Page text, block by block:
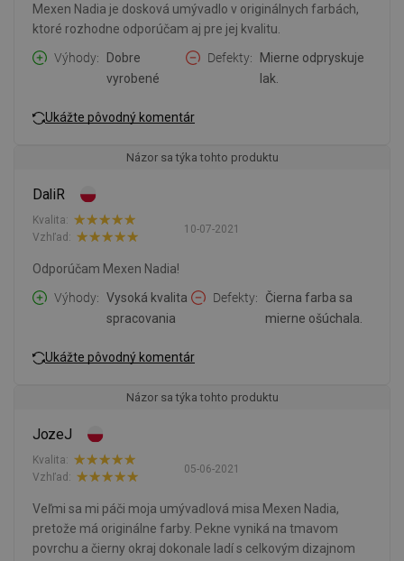
Mexen Nadia je dosková umývadlo v originálnych farbách,
ktoré rozhodne odporúčam aj pre jej kvalitu.
Výhody
Dobre
vyrobené
Defekty
Mierne odpryskuje
lak.
Ukážte pôvodný komentár
Názor sa týka tohto produktu
DaliR
10-07-2021
Kvalita:
Vzhľad:
Odporúčam Mexen Nadia!
Výhody
Vysoká kvalita
spracovania
Defekty
Čierna farba sa
mierne ošúchala.
Ukážte pôvodný komentár
Názor sa týka tohto produktu
JozeJ
05-06-2021
Kvalita:
Vzhľad:
Veľmi sa mi páči moja umývadlová misa Mexen Nadia,
pretože má originálne farby. Pekne vyniká na tmavom
povrchu a čierny okraj dokonale ladí s celkovým dizajnom